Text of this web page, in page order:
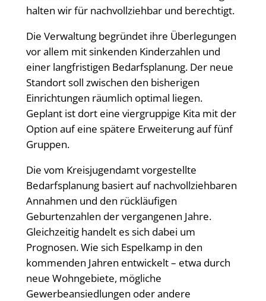
halten wir für nachvollziehbar und berechtigt.
Die Verwaltung begründet ihre Überlegungen
vor allem mit sinkenden Kinderzahlen und
einer langfristigen Bedarfsplanung. Der neue
Standort soll zwischen den bisherigen
Einrichtungen räumlich optimal liegen.
Geplant ist dort eine viergruppige Kita mit der
Option auf eine spätere Erweiterung auf fünf
Gruppen.
Die vom Kreisjugendamt vorgestellte
Bedarfsplanung basiert auf nachvollziehbaren
Annahmen und den rückläufigen
Geburtenzahlen der vergangenen Jahre.
Gleichzeitig handelt es sich dabei um
Prognosen. Wie sich Espelkamp in den
kommenden Jahren entwickelt – etwa durch
neue Wohngebiete, mögliche
Gewerbeansiedlungen oder andere